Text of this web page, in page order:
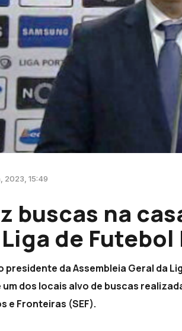
2023, 15:49
buscas na
Liga de
presidente da Assembleia Geral da
dos locais alvo de buscas
e Fronteiras (SEF).